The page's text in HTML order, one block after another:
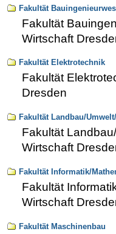
Fakultät
Fakultät
Wirtschaft
Fakultät Elektrotechnik
Fakultät
Dresden
Fakultät Landbau/
Fakultät
Wirtschaft
Fakultät Informatik/
Fakultät
Wirtschaft
Fakultät Maschinenbau